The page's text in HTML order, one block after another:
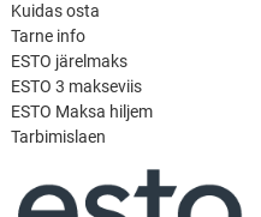
Kuidas osta
Tarne info
ESTO järelmaks
ESTO 3 makseviis
ESTO Maksa hiljem
Tarbimislaen